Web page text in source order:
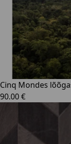
Cinq Mondes
90.00 €